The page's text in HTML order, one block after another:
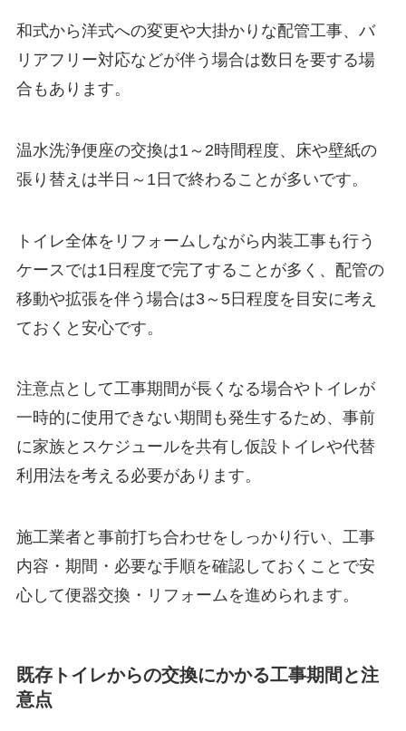
和式から洋式への変更や大掛かりな配管工事、バ
リアフリー対応などが伴う場合は数日を要する場
合もあります。
温水洗浄便座の交換は1～2時間程度、床や壁紙の
張り替えは半日～1日で終わることが多いです。
トイレ全体をリフォームしながら内装工事も行う
ケースでは1日程度で完了することが多く、配管の
移動や拡張を伴う場合は3～5日程度を目安に考え
ておくと安心です。
注意点として工事期間が長くなる場合やトイレが
一時的に使用できない期間も発生するため、事前
に家族とスケジュールを共有し仮設トイレや代替
利用法を考える必要があります。
施工業者と事前打ち合わせをしっかり行い、工事
内容・期間・必要な手順を確認しておくことで安
心して便器交換・リフォームを進められます。
既存トイレからの交換にかかる工事期間と注
意点